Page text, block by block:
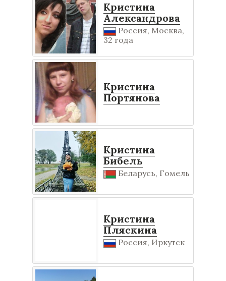
Кристина
Александрова
Россия, Москва,
32 года
Кристина
Портянова
Кристина
Бибель
Беларусь, Гомель
Кристина
Пляскина
Россия, Иркутск